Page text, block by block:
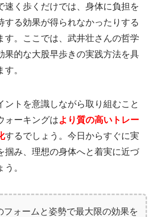
速く歩くだけでは、身体に負担を
する効果が得られなかったりする
す。ここでは、武井壮さんの哲学
果的な大股早歩きの実践方法を具
。
ントを意識しながら取り組むこと
ォーキングはより質の高いトレー
するでしょう。今日からすぐに実
掴み、理想の身体へと着実に近づ
。
フォームと姿勢で最大限の効果を